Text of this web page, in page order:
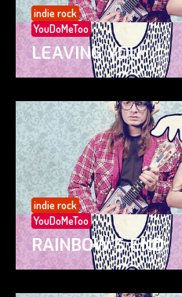
indie rock
YouDoMeToo
LEAVING YOU
indie rock
YouDoMeToo
RAINBOW’S END